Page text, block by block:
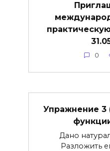
0
Упражнение
Дано
Разложить